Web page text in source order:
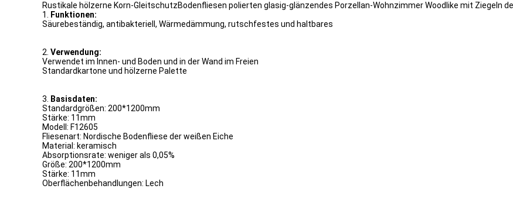
Rustikale hölzerne Korn-GleitschutzBodenfliesen polierten glasig-glänzendes Porzellan-Wohnzimmer Woodlike mit Ziegeln
1.
Funktionen:
Säurebeständig, antibakteriell, Wärmedämmung, rutschfestes und haltbares
2. Verwendung:
Verwendet im Innen- und Boden und in der Wand im Freien
Standardkartone und hölzerne Palette
3.
Basisdaten:
Standardgrößen: 200*1200mm
Stärke: 11mm
Modell: F12605
Fliesenart: Nordische Bodenfliese der weißen Eiche
Material: keramisch
Absorptionsrate: weniger als 0,05%
Größe: 200*1200mm
Stärke: 11mm
Oberflächenbehandlungen: Lech